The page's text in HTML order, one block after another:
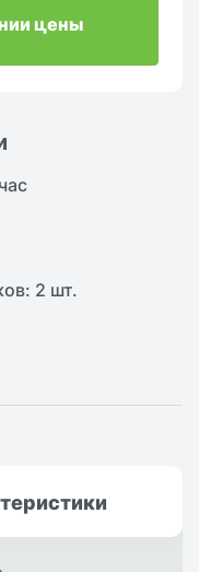
2 шт.
цены